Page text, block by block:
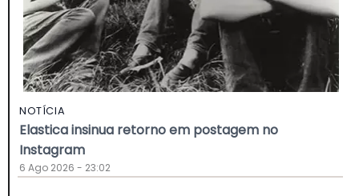
NOTÍCIA
Elastica insinua retorno em postagem no
Instagram
6 Ago 2026 - 23:02